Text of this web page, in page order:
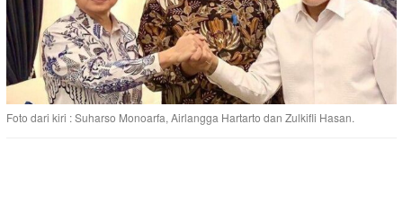
Foto dari kiri : Suharso Monoarfa, Airlangga Hartarto dan Zulkifli Hasan.